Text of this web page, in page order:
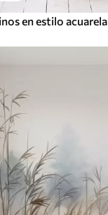
en estilo acuarela